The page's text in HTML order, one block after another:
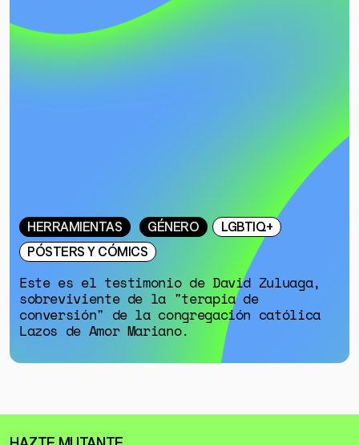
HERRAMIENTAS GÉNERO
LGBTIQ+
PÓSTERS Y CÓMICS
Este es el testimonio de David Zuluaga,
sobreviviente de la "terapia de
conversión" de la congregación católica
Lazos de Amor Mariano.